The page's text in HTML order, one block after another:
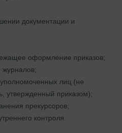
документации и
оформление приказов;
журналов;
лиц (не
утвержденный приказом);
прекурсоров;
контроля.